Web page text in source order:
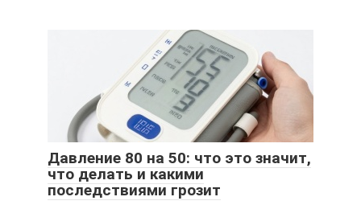
Давление 80 на 50: что это значит,
что делать и какими
последствиями грозит